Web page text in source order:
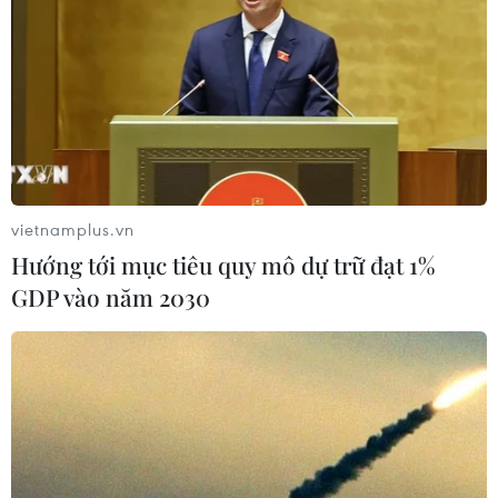
nhằm thảo luận và trao đổi kinh nghiệm các vấn đề
chung, đặc biệt là dịch COVID-19.
vietnamplus.vn
Hướng tới mục tiêu quy mô dự trữ đạt 1%
GDP vào năm 2030